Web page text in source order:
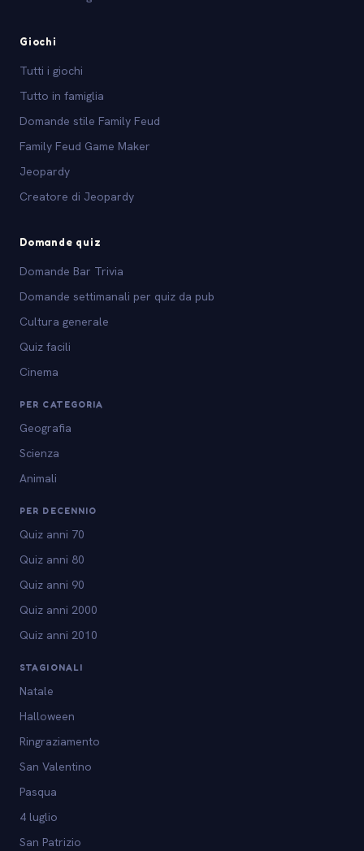
Giochi
Tutti i giochi
Tutto in famiglia
Domande stile Family Feud
Family Feud Game Maker
Jeopardy
Creatore di Jeopardy
Domande quiz
Domande Bar Trivia
Domande settimanali per quiz da pub
Cultura generale
Quiz facili
Cinema
PER CATEGORIA
Geografia
Scienza
Animali
PER DECENNIO
Quiz anni 70
Quiz anni 80
Quiz anni 90
Quiz anni 2000
Quiz anni 2010
STAGIONALI
Natale
Halloween
Ringraziamento
San Valentino
Pasqua
4 luglio
San Patrizio